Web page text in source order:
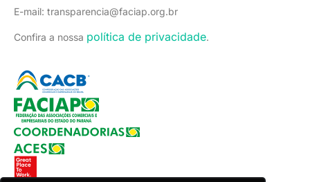
E-mail: transparencia@faciap.org.br
Confira a nossa política de privacidade.